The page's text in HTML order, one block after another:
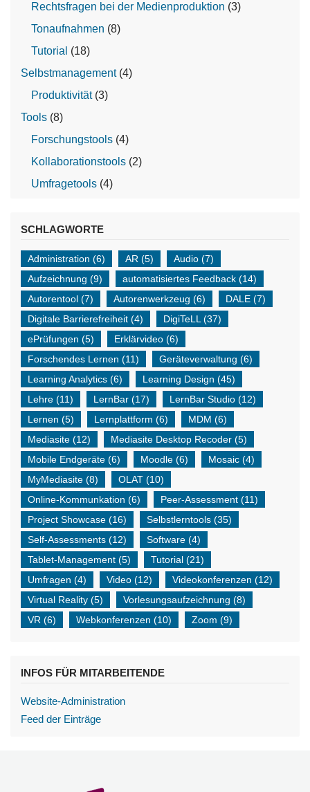
Rechtsfragen bei der Medienproduktion (3)
Tonaufnahmen (8)
Tutorial (18)
Selbstmanagement(4)
Produktivität(3)
Tools (8)
Forschungstools (4)
Kollaborationstools (2)
Umfragetools (4)
SCHLAGWORTE
Administration (6) AR (5) Audio (7)
Aufzeichnung (9) automatisiertes Feedback (14)
Autorentool (7) Autorenwerkzeug (6) DALE (7)
Digitale Barrierefreiheit (4) DigiTeLL (37)
ePrüfungen (5) Erklärvideo (6)
Forschendes Lernen (11) Geräteverwaltung (6)
Learning Analytics (6) Learning Design (45)
Lehre (11) LernBar (17) LernBar Studio (12)
Lernen (5) Lernplattform (6) MDM (6)
Mediasite (12) Mediasite Desktop Recoder (5)
Mobile Endgeräte (6) Moodle (6) Mosaic (4)
MyMediasite (8) OLAT (10)
Online-Kommunkation (6) Peer-Assessment (11)
Project Showcase (16) Selbstlerntools (35)
Self-Assessments (12) Software (4)
Tablet-Management (5) Tutorial (21)
Umfragen (4) Video (12) Videokonferenzen (12)
Virtual Reality (5) Vorlesungsaufzeichnung (8)
VR (6) Webkonferenzen (10) Zoom (9)
INFOS FÜR MITARBEITENDE
Website-Administration
Feed der Einträge